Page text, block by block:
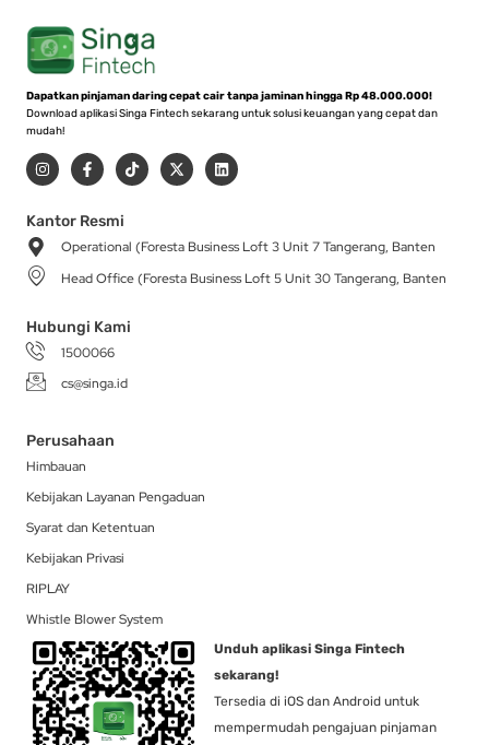
Dapatkan pinjaman daring cepat cair tanpa jaminan hingga Rp 48.000.000!
Download aplikasi Singa Fintech sekarang untuk solusi keuangan yang cepat dan
mudah!
I
n
s
a
g
r
a
m
F
a
c
b
o
-
T
i
k
X
-
t
t
r
L
i
n
i
Kantor Resmi
Operational (Foresta Business Loft 3 Unit 7 Tangerang, Banten
Head Office (Foresta Business Loft 5 Unit 30 Tangerang, Banten
Hubungi Kami
1500066
cs@singa.id
Perusahaan
Himbauan
Kebijakan Layanan Pengaduan
Syarat dan Ketentuan
Kebijakan Privasi
RIPLAY
Whistle Blower System
Unduh aplikasi Singa Fintech
sekarang!
Tersedia di iOS dan Android untuk
mempermudah pengajuan pinjaman